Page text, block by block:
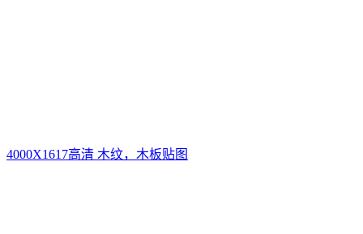
4000X1617高清 木纹，木板贴图